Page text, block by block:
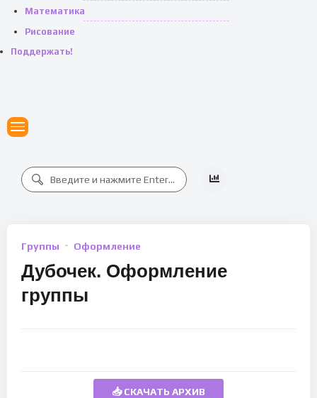
Математика
Рисование
Поддержать!
Группы Оформление
Дубочек. Оформление
группы
📥 СКАЧАТЬ АРХИВ